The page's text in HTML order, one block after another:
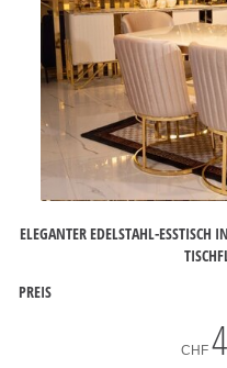
ELEGANTER EDELSTAHL-ESSTISCH
PREIS
CHF